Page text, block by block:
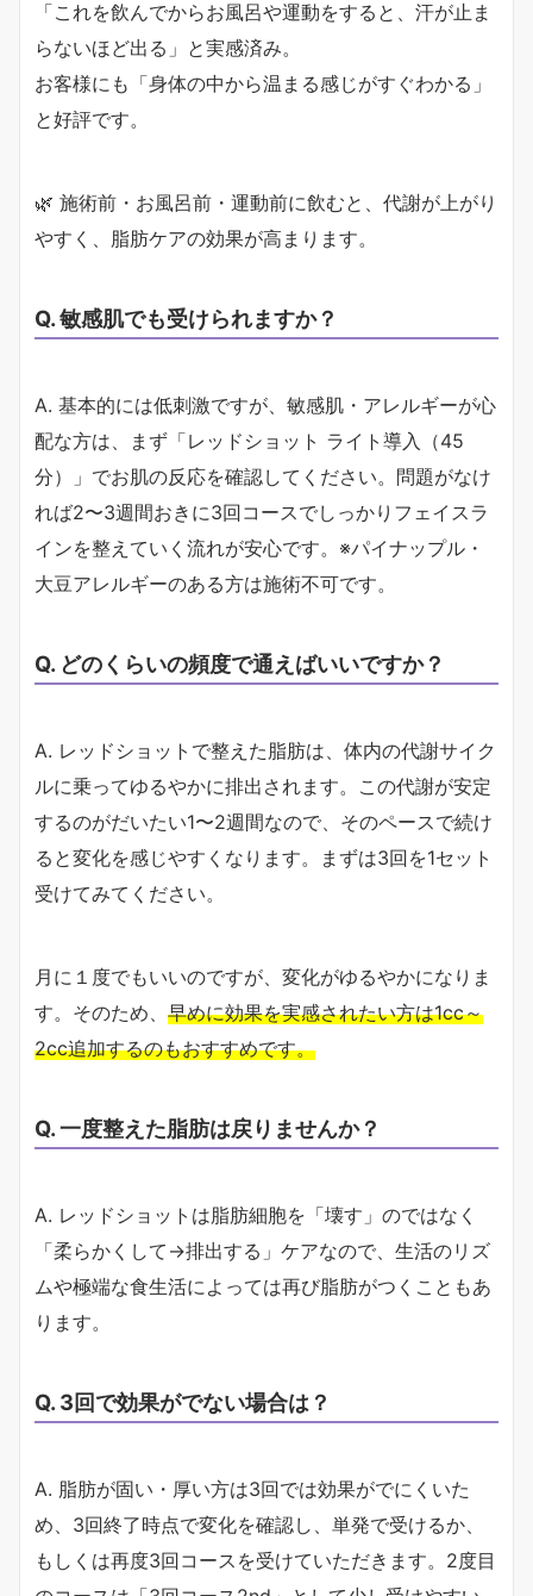
「これを飲んでからお風呂や運動をすると、汗が止ま
らないほど出る」と実感済み。
お客様にも「身体の中から温まる感じがすぐわかる」
と好評です。
🌿 施術前・お風呂前・運動前に飲むと、代謝が上がり
やすく、脂肪ケアの効果が高まります。
Q. 敏感肌でも受けられますか？
A. 基本的には低刺激ですが、敏感肌・アレルギーが心
配な方は、まず「レッドショット ライト導入（45
分）」でお肌の反応を確認してください。問題がなけ
れば2〜3週間おきに3回コースでしっかりフェイスラ
インを整えていく流れが安心です。※パイナップル・
大豆アレルギーのある方は施術不可です。
Q. どのくらいの頻度で通えばいいですか？
A. レッドショットで整えた脂肪は、体内の代謝サイク
ルに乗ってゆるやかに排出されます。この代謝が安定
するのがだいたい1〜2週間なので、そのペースで続け
ると変化を感じやすくなります。まずは3回を1セット
受けてみてください。
月に１度でもいいのですが、変化がゆるやかになりま
す。そのため、 早めに効果を実感されたい方は1cc～
2cc追加するのもおすすめです。
Q. 一度整えた脂肪は戻りませんか？
A. レッドショットは脂肪細胞を「壊す」のではなく
「柔らかくして→排出する」ケアなので、生活のリズ
ムや極端な食生活によっては再び脂肪がつくこともあ
ります。
Q. 3回で効果がでない場合は？
A. 脂肪が固い・厚い方は3回では効果がでにくいた
め、3回終了時点で変化を確認し、単発で受けるか、
もしくは再度3回コースを受けていただきます。2度目